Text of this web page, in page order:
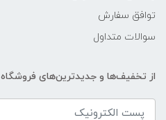
توافق سفارش
سوالات متداول
از تخفیف‌ها و جدیدترین‌های فروشگاه